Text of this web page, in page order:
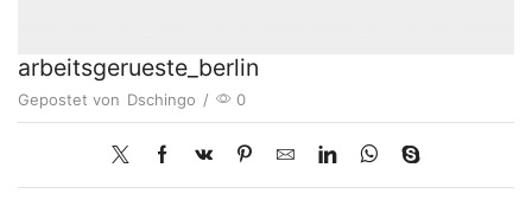
arbeitsgerueste_berlin
Gepostet von Dschingo / 0